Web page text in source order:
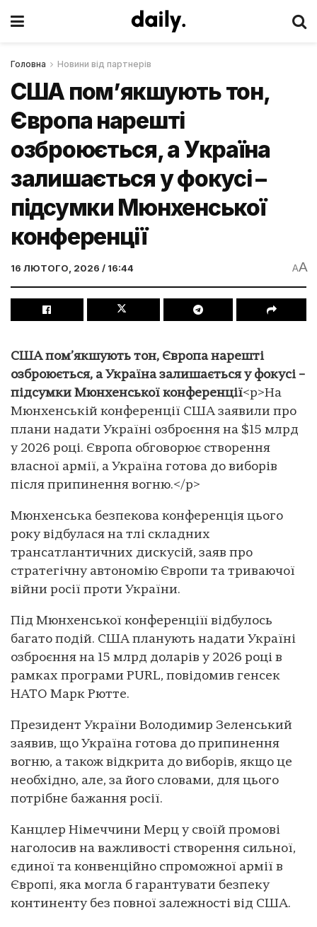
Головна Новини від партнерів
США пом’якшують тон,
Європа нарешті
озброюється, а Україна
залишається у фокусі –
підсумки Мюнхенської
конференції
16 ЛЮТОГО, 2026 / 16:44 AA
США пом’якшують тон, Європа нарешті
озброюється, а Україна залишається у фокусі –
підсумки Мюнхенської конференції<p>На
Мюнхенській конференції США заявили про
плани надати Україні озброєння на $15 млрд
у 2026 році. Європа обговорює створення
власної армії, а Україна готова до виборів
після припинення вогню.</p>
Мюнхенська безпекова конференція цього
року відбулася на тлі складних
трансатлантичних дискусій, заяв про
стратегічну автономію Європи та триваючої
війни росії проти України.
Під Мюнхенської конференціїї відбулось
багато подій. США планують надати Україні
озброєння на 15 млрд доларів у 2026 році в
рамках програми PURL, повідомив генсек
НАТО Марк Рютте.
Президент України Володимир Зеленський
заявив, що Україна готова до припинення
вогню, а також відкрита до виборів, якщо це
необхідно, але, за його словами, для цього
потрібне бажання росії.
Канцлер Німеччини Мерц у своїй промові
наголосив на важливості створення сильної,
єдиної та конвенційно спроможної армії в
Європі, яка могла б гарантувати безпеку
континенту без повної залежності від США.